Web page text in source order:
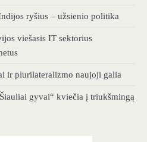
ryšius – užsienio politika
viešasis IT sektorius
ir plurilateralizmo naujoji galia
gyvai“ kviečia į triukšmingą